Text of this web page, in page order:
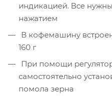
индикацией. Все
нажатием
В кофемашину
160 г
При помощи
самостоятельно
помола зерна